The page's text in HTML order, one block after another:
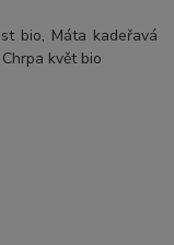
bio, Máta kadeřavá
květ bio